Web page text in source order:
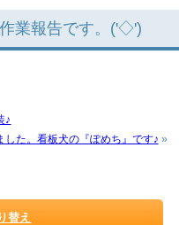
業報告です。('◇')ゞ
♪
した。看板犬の『ぽめち』です♪ »
替え